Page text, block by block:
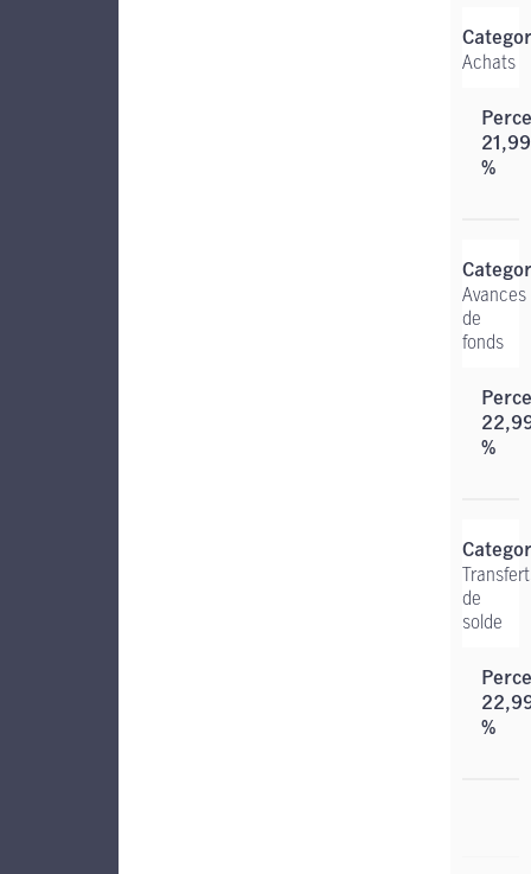
Achats
21,99
%
Avances
de
fonds
%
de
solde
%